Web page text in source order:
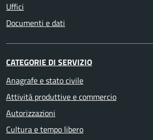
Uffici
Documenti e dati
CATEGORIE DI SERVIZIO
Anagrafe e stato civile
Attività produttive e commercio
Autorizzazioni
Cultura e tempo libero